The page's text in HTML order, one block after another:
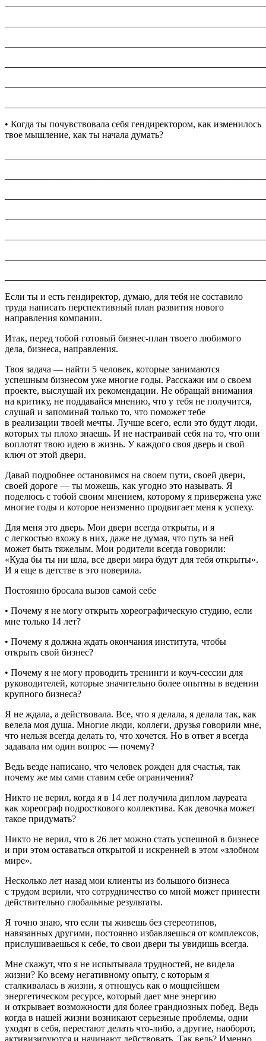
• Когда ты почувствовала себя гендиректором, как изменилось
твое мышление, как ты начала думать?
Если ты и есть гендиректор, думаю, для тебя не составило
труда написать перспективный план развития нового
направления компании.
Итак, перед тобой готовый бизнес-план твоего любимого
дела, бизнеса, направления.
Твоя задача — найти 5 человек, которые занимаются
успешным бизнесом уже многие годы. Расскажи им о своем
проекте, выслушай их рекомендации. Не обращай внимания
на критику, не поддавайся мнению, что у тебя не получится,
слушай и запоминай только то, что поможет тебе
в реализации твоей мечты. Лучше всего, если это будут люди,
которых ты плохо знаешь. И не настраивай себя на то, что они
воплотят твою идею в жизнь. У каждого своя дверь и свой
ключ от этой двери.
Давай подробнее остановимся на своем пути, своей двери,
своей дороге — ты можешь, как угодно это называть. Я
поделюсь с тобой своим мнением, которому я привержена уже
многие годы и которое неизменно продвигает меня к успеху.
Для меня это дверь. Мои двери всегда открыты, и я
с легкостью вхожу в них, даже не думая, что путь за ней
может быть тяжелым. Мои родители всегда говорили:
«Куда бы ты ни шла, все двери мира будут для тебя открыты».
И я еще в детстве в это поверила.
Постоянно бросала вызов самой себе
• Почему я не могу открыть хореографическую студию, если
мне только 14 лет?
• Почему я должна ждать окончания института, чтобы
открыть свой бизнес?
• Почему я не могу проводить тренинги и коуч-сессии для
руководителей, которые значительно более опытны в ведении
крупного бизнеса?
Я не ждала, а действовала. Все, что я делала, я делала так, как
велела моя душа. Многие люди, коллеги, друзья говорили мне,
что нельзя всегда делать то, что хочется. Но в ответ я всегда
задавала им один вопрос — почему?
Ведь везде написано, что человек рожден для счастья, так
почему же мы сами ставим себе ограничения?
Никто не верил, когда я в 14 лет получила диплом лауреата
как хореограф подросткового коллектива. Как девочка может
такое придумать?
Никто не верил, что в 26 лет можно стать успешной в бизнесе
и при этом оставаться открытой и искренней в этом «злобном
мире».
Несколько лет назад мои клиенты из большого бизнеса
с трудом верили, что сотрудничество со мной может принести
действительно глобальные результаты.
Я точно знаю, что если ты живешь без стереотипов,
навязанных другими, постоянно избавляешься от комплексов,
прислушиваешься к себе, то свои двери ты увидишь всегда.
Мне скажут, что я не испытывала трудностей, не видела
жизни? Ко всему негативному опыту, с которым я
сталкивалась в жизни, я отношусь как о мощнейшем
энергетическом ресурсе, который дает мне энергию
и открывает возможности для более грандиозных побед. Ведь
когда в нашей жизни возникают серьезные проблемы, одни
уходят в себя, перестают делать что-либо, а другие, наоборот,
активизируются и начинают действовать. Так ведь? Именно